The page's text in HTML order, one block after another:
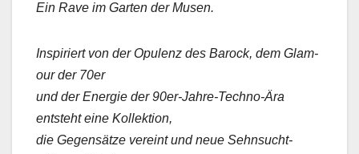
Ein Rave im Garten der Musen.
Inspiri­ert von der Opu­lenz des Barock, dem Glam­
our der 70er
und der Energie der 90er-Jahre-Tech­no-Ära
entste­ht eine Kollek­tion,
die Gegen­sätze vere­int und neue Sehn­sucht­